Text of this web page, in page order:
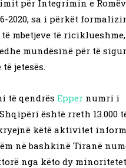
për Integrimin e
2020, sa i përkët
mbetjeve të
mundësinë për të
jetesës.
të qendrës Epper numri i
është rreth 13.000
këtë aktivitet
në bashkinë Tiranë
nga këto dy